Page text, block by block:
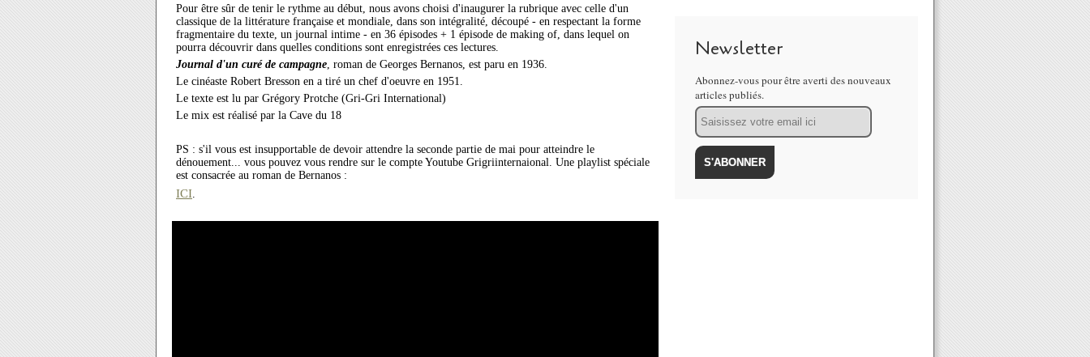
Pour être sûr de tenir le rythme au début, nous avons choisi d'inaugurer la rubrique avec celle d'un
classique de la littérature française et mondiale, dans son intégralité, découpé - en respectant la forme
fragmentaire du texte, un journal intime - en 36 épisodes + 1 épisode de making of, dans lequel on
pourra découvrir dans quelles conditions sont enregistrées ces lectures.
Journal d'un curé de campagne, roman de Georges Bernanos, est paru en 1936.
Le cinéaste Robert Bresson en a tiré un chef d'oeuvre en 1951.
Le texte est lu par Grégory Protche (Gri-Gri International)
Le mix est réalisé par la Cave du 18
PS : s'il vous est insupportable de devoir attendre la seconde partie de mai pour atteindre le
dénouement... vous pouvez vous rendre sur le compte Youtube Grigriinternaional. Une playlist spéciale
est consacrée au roman de Bernanos :
ICI.
Newsletter
Abonnez-vous pour être averti des nouveaux
articles publiés.
Email